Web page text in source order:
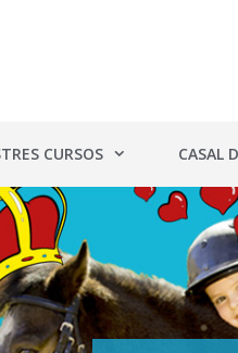
CURSOS CASAL